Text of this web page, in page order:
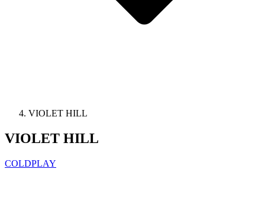
VIOLET HILL
VIOLET HILL
COLDPLAY